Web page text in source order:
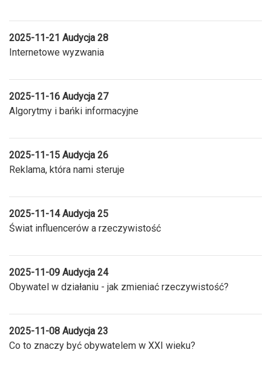
2025-11-21 Audycja 28
Internetowe wyzwania
2025-11-16 Audycja 27
Algorytmy i bańki informacyjne
2025-11-15 Audycja 26
Reklama, która nami steruje
2025-11-14 Audycja 25
Świat influencerów a rzeczywistość
2025-11-09 Audycja 24
Obywatel w działaniu - jak zmieniać rzeczywistość?
2025-11-08 Audycja 23
Co to znaczy być obywatelem w XXI wieku?